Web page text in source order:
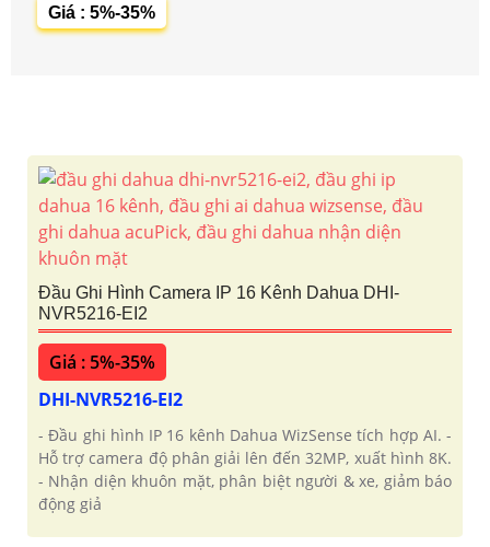
Giá : 5%-35%
Đầu Ghi Hình Camera IP 16 Kênh Dahua DHI-
NVR5216-EI2
Giá : 5%-35%
DHI-NVR5216-EI2
- Đầu ghi hình IP 16 kênh Dahua WizSense tích hợp AI. -
Hỗ trợ camera độ phân giải lên đến 32MP, xuất hình 8K.
- Nhận diện khuôn mặt, phân biệt người & xe, giảm báo
động giả